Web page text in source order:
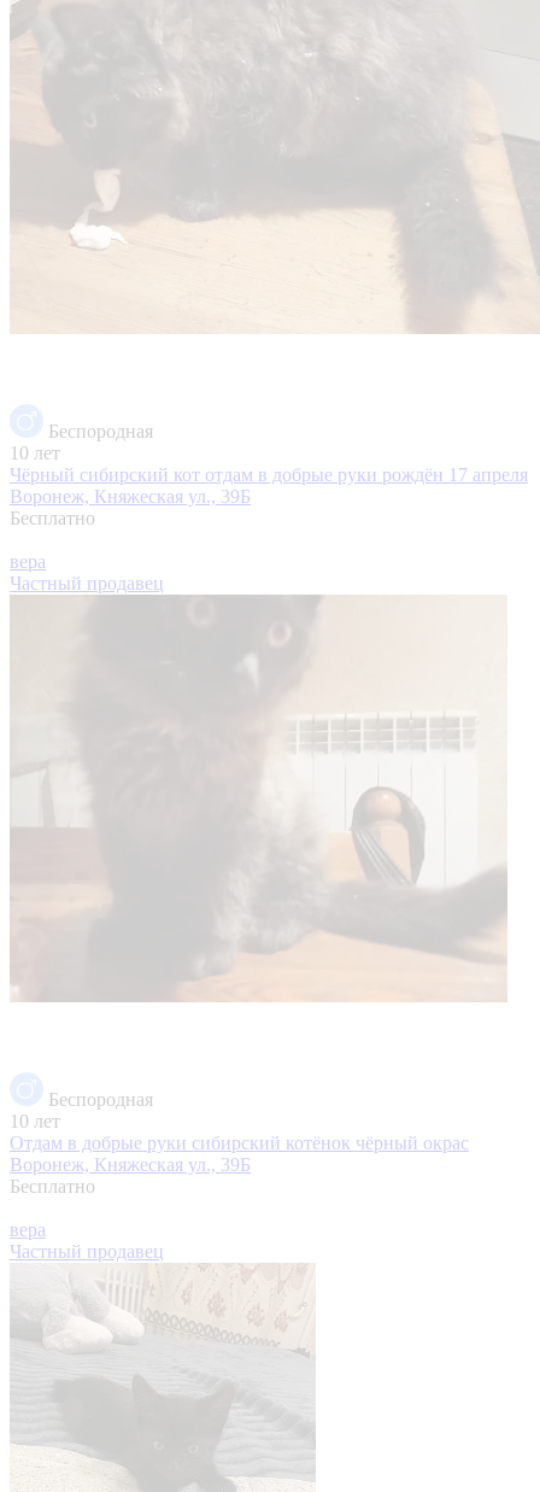
Беспородная
10 лет
Чёрный сибирский кот отдам в добрые руки рождён 17 апреля
Воронеж, Княжеская ул., 39Б
Бесплатно
вера
Частный продавец
Беспородная
10 лет
Отдам в добрые руки сибирский котёнок чёрный окрас
Воронеж, Княжеская ул., 39Б
Бесплатно
вера
Частный продавец